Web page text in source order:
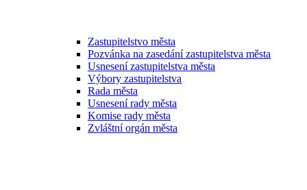
Zastupitelstvo města
Pozvánka na zasedání zastupitelstva města
Usnesení zastupitelstva města
Výbory zastupitelstva
Rada města
Usnesení rady města
Komise rady města
Zvláštní orgán města